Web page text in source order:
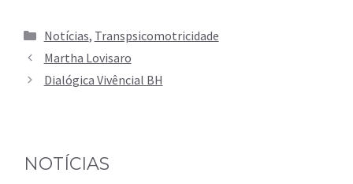
Categorias
Notícias, Transpsicomotricidade
Martha Lovisaro
Dialógica Vivêncial BH
NOTÍCIAS